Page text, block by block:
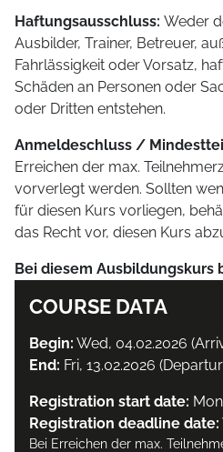
Haftungsausschluss: Weder
Ausbilder, Trainer, Betreuer,
Fahrlässigkeit oder Vorsatz,
Schäden an Personen oder
oder Dritten entstehen.
Anmeldeschluss /
Erreichen der max.
vorverlegt werden. Sollten
für diesen Kurs vorliegen,
das Recht vor, diesen Kurs
Bei diesem
COURSE DATA
Begin: Wed, 04.02.2026
End: Fri, 13.02.2026
Registration start date:
Registration deadline date:
Bei Erreichen der max.